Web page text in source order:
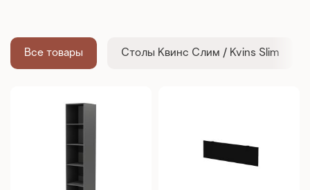
Все товары Столы Квинс Слим / Kvins Slim